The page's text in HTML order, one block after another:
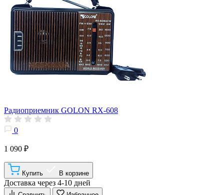
Радиоприемник GOLON RX-608
0
1 090 ₽
Купить В корзине
Доставка через 4-10 дней